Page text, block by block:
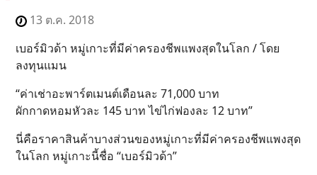
13 ต.ค. 2018
เบอร์มิวด้า หมู่เกาะที่มีค่าครองชีพแพงสุดในโลก / โดย
ลงทุนแมน
“ค่าเช่าอะพาร์ตเมนต์เดือนละ 71,000 บาท
ผักกาดหอมหัวละ 145 บาท ไข่ไก่ฟองละ 12 บาท”
นี่คือราคาสินค้าบางส่วนของหมู่เกาะที่มีค่าครองชีพแพงสุด
ในโลก หมู่เกาะนี้ชื่อ “เบอร์มิวด้า”